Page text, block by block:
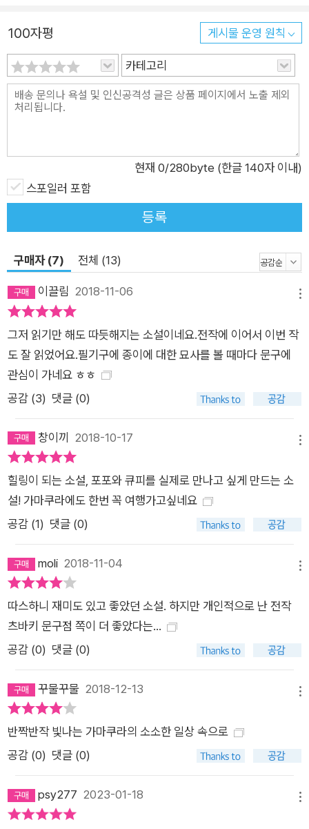
니라 편지를 쓰는 포포 자신에게도 큰 위로와 깨달음을 준다. 앞
을 못 보는 소년의 어버이날 편지, 이미 세상을 떠난 남편을 용서
하기 위한 사죄 편지, 이혼을 원하는 아내와 그 마음을 돌이키기
위해 반성하는 남편의 편지, 태어난 지 8일 만에 죽은 아들의 소
식을 전하는 편지, 지고지순한 팬레터와 수줍은 사랑을 고백하는
있다 마음속 어둠을 밝혀주는 반짝반짝 주문의 특별한 기적! “있
지, 마음속으로 반짝반짝, 이라고 하는 거야. 눈을 감고 반짝반짝,
반짝반짝, 그것만 하면 돼. 그러면 말이지, 마음의 어둠 속에 점점
별이 늘어나서 예쁜 별 하늘이 펼쳐져.” “반짝반짝, 이라고 하기
걸 하면 말이지, 괴로운 일도 슬픈 일도 전부 예쁜 별 하늘로 사라
에게 팔을 맡긴 채 눈을 감고 천천히 걸었다. 반짝반짝, 반짝반짝,
반짝반짝, 반짝반짝. 마음속으로 중얼거렸다. 그러자 정말로 아무
것도 없었던 마음속 어둠에 별이 늘어나서 마지막에는 눈이 부실
정도였다. ―『츠바키 문구점』 156~157쪽 결혼을 하고, 딸이 생
기고, 시집 식구와 만나고, 거기다 생각지 못한 인물까지 등장하
면서 혼자였던 포포에게 순식간에 가족이 늘어난다. 남편의 전부
인까지 가족의 범주에 넣으면서, 우리들의 ‘반짝반짝 공화국’을
목숨 걸고 지키겠다고 다짐하는 포포의 모습은 더없이 용기 있고
성숙해졌다. 또한 무뚝뚝하고 성격 급한 남작이 애처가로 변하고,
수줍음 많고 귀여웠던 빵티가 어엿한 아이 엄마가 되어 당당하게
남작을 휘어잡는다. 여기에 한결같이 온화하고 따듯한 심성으로
포포를 품어주는 바바라 부인과 비록 멀리 있지만 죽은 선대와 포
포를 이어주며 펜팔을 자처하는 시즈코 씨까지, 전작에 등장했던
주변 인물들의 현재를 들여다보는 재미도 쏠쏠하다. 벌써부터 작
가에게 3편을 기대한다는 독자들의 편지가 날아들고 있다고 한
다. 아직 구체적인 계획은 없지만 기다려주는 독자들이 있는 한
자연스럽게 시리즈가 이어지지 않을까 기대한다는 작가의 말로
미루어볼 때, ‘츠바키 문구점’으로부터 시작된 ‘반짝반짝 주문의
키 문구점’을 제외하고 『츠바키 문구점』에 나오는 가마쿠라의 사
찰, 카페, 맛집, 역 등 모든 명소와 풍경은 다 실재하는 곳이다. 그
독자들을 유혹한다. 다음에는 이 등장인물들이 어떻게 달라져 있
을지, 어떤 독특한 의뢰인들이 나올지, 또 어떤 가마쿠라의 맛있
100자평 게시물 운영 원칙
카테고리
현재 0/280byte (한글 140자 이내)
스포일러 포함
등록
구매자 (7) 전체 (13)
이끌림 2018-11-06
그저 읽기만 해도 따듯해지는 소설이네요.전작에 이어서 이번 작
도 잘 읽었어요.필기구에 종이에 대한 묘사를 볼 때마다 문구에
관심이 가네요 ㅎㅎ
공감 (3) 댓글 (0)
창이끼 2018-10-17
힐링이 되는 소설, 포포와 큐피를 실제로 만나고 싶게 만드는 소
설! 가마쿠라에도 한번 꼭 여행가고싶네요
공감 (1) 댓글 (0)
moli 2018-11-04
따스하니 재미도 있고 좋았던 소설. 하지만 개인적으로 난 전작
츠바키 문구점 쪽이 더 좋았다는...
공감 (0) 댓글 (0)
꾸물꾸물 2018-12-13
반짝반작 빛나는 가마쿠라의 소소한 일상 속으로
공감 (0) 댓글 (0)
psy277 2023-01-18